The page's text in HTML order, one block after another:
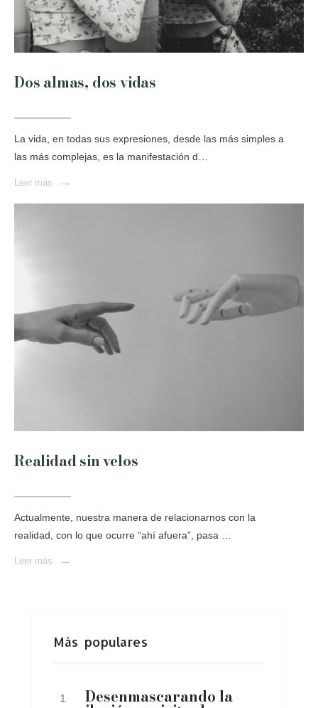
Dos almas, dos vidas
La vida, en todas sus expresiones, desde las más simples a
las más complejas, es la manifestación d…
Leer más →
Realidad sin velos
Actualmente, nuestra manera de relacionarnos con la
realidad, con lo que ocurre “ahí afuera”, pasa …
Leer más →
Más populares
Desenmascarando la